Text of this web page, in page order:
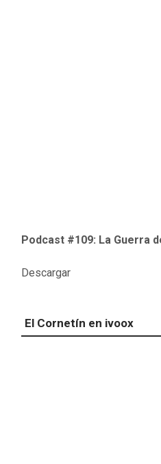
Podcast #109: La Guerra
Descargar
El Cornetín en ivoox